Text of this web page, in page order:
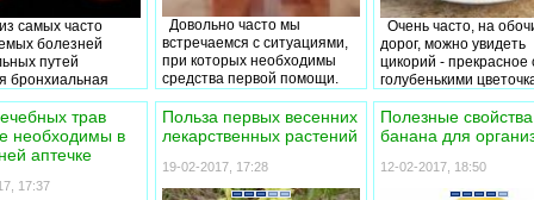
самых часто
болезней
путей
бронхиальная
имеет
характер и
регулярной
и приступами
воздуха. Как
для того чтобы не
Довольно часто мы
встречаемся с ситуациями,
при которых необходимы
средства первой помощи.
спазмы в животе, ожоги
порезы, при всех этих
неприятностях могут помочь
средства которые
находятся в домашней
Очень часто, на
дорог, можно увидеть
цикорий - прекрасное
голубенькими
растение, которое в
названо «невеста
Многие люди глубоко
цикорий одним из
многочисленных
трав
необходимы в
аптечке
17:37
Польза первых весенних
лекарственных растений
19-02-2017, 17:28
Полезные свойства
банана для
12-02-2017, 18:50